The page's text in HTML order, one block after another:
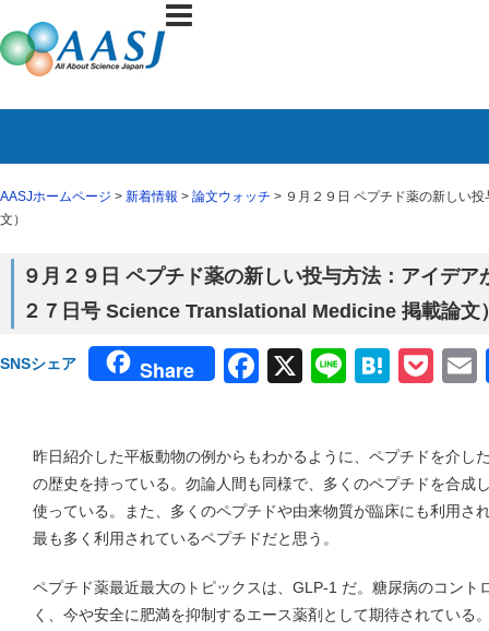
AASJホームページ > 新着情報 > 論文ウォッチ > ９月２９日 ペプチド薬の新しい
文）
９月２９日 ペプチド薬の新しい投与方法：アイデ
２７日号 Science Translational Medicine 掲載論文
SNSシェア Share Facebook
X Line
昨日紹介した平板動物の例からもわかるように、ペプチドを介し
の歴史を持っている。勿論人間も同様で、多くのペプチドを合成
使っている。また、多くのペプチドや由来物質が臨床にも利用さ
最も多く利用されているペプチドだと思う。
ペプチド薬最近最大のトピックスは、GLP-1 だ。糖尿病のコント
く、今や安全に肥満を抑制するエース薬剤として期待されている